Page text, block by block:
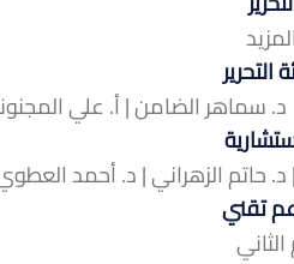
|  د. سماهر الضامن | أ. علي
حاتم الزهراني | د. أحمد
تقني